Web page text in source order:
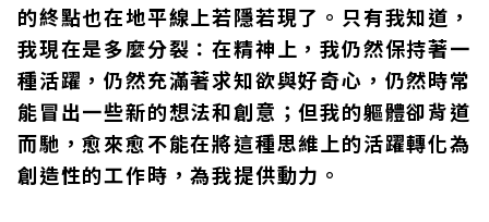
的終點也在地平線上若隱若現了。只有我知道，
我現在是多麼分裂：在精神上，我仍然保持著一
種活躍，仍然充滿著求知欲與好奇心，仍然時常
能冒出一些新的想法和創意；但我的軀體卻背道
而馳，愈來愈不能在將這種思維上的活躍轉化為
創造性的工作時，為我提供動力。